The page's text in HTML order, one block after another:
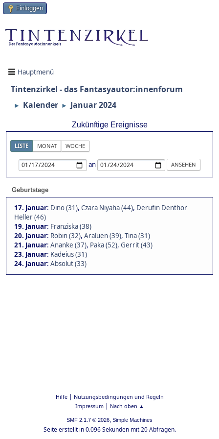
Einloggen
Hauptmenü
Tintenzirkel - das Fantasyautor:innenforum
► Kalender ► Januar 2024
Zukünftige Ereignisse
LISTE MONAT WOCHE
an
Geburtstage
17. Januar: Dino (31), Czara Niyaha (44), Derufin Denthor
Heller (46)
19. Januar: Franziska (38)
20. Januar: Robin (32), Araluen (39), Tina (31)
21. Januar: Ananke (37), Paka (52), Gerrit (43)
23. Januar: Kadeius (31)
24. Januar: Absolut (33)
Hilfe| Nutzungsbedingungen und Regeln
Impressum| Nach oben ▲
SMF 2.1.7 © 2026, Simple Machines
Seite erstellt in 0.096 Sekunden mit 20 Abfragen.